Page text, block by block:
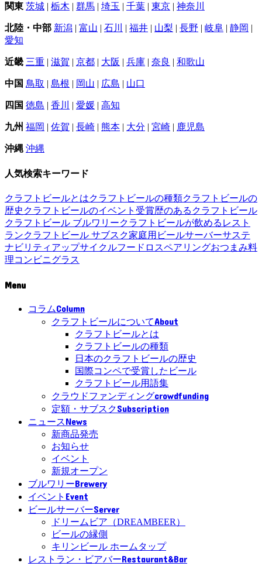
関東 茨城 | 栃木 | 群馬 | 埼玉 | 千葉 | 東京 | 神奈川
北陸・中部 新潟 | 富山 | 石川 | 福井 | 山梨 | 長野 | 岐阜 | 静岡 |
愛知
近畿 三重 | 滋賀 | 京都 | 大阪 | 兵庫 | 奈良 | 和歌山
中国 鳥取 | 島根 | 岡山 | 広島 | 山口
四国 徳島 | 香川 | 愛媛 | 高知
九州 福岡 | 佐賀 | 長崎 | 熊本 | 大分 | 宮崎 | 鹿児島
沖縄 沖縄
人気検索キーワード
クラフトビールとはクラフトビールの種類クラフトビールの
歴史 クラフトビールのイベント 受賞歴のあるクラフトビール
クラフトビール ブルワリークラフトビールが飲めるレスト
ランクラフトビール サブスク家庭用ビールサーバーサステ
ナビリティ アップサイクルフードロスペアリングおつまみ料
理コンビニグラス
Menu
コラムColumn
クラフトビールについてAbout
クラフトビールとは
クラフトビールの種類
日本のクラフトビールの歴史
国際コンペで受賞したビール
クラフトビール用語集
クラウドファンディングcrowdfunding
定額・サブスクSubscription
ニュースNews
新商品発売
お知らせ
イベント
新規オープン
ブルワリーBrewery
イベント Event
ビールサーバーServer
ドリームビア（DREAMBEER）
ビールの縁側
キリンビール ホームタップ
レストラン・ビアバーRestaurant&Bar